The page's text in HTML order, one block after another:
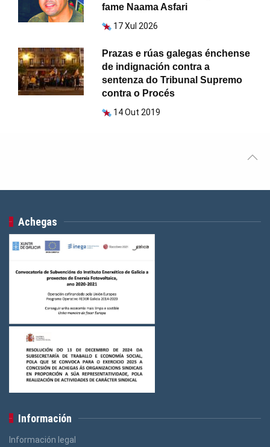
fame Naama Asfari
17 Xul 2026
Prazas e rúas galegas énchense
de indignación contra a
sentenza do Tribunal Supremo
contra o Procés
14 Out 2019
Achegas
Información
Información legal